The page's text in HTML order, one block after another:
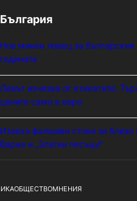
България
Нов минен ловец за
годината
Левът изчезва от етикетите:
цените само в евро
Иззеха фалшиви стоки за
Варна и „Златни пясъци“
ОБЩЕСТВОМНЕНИЯ